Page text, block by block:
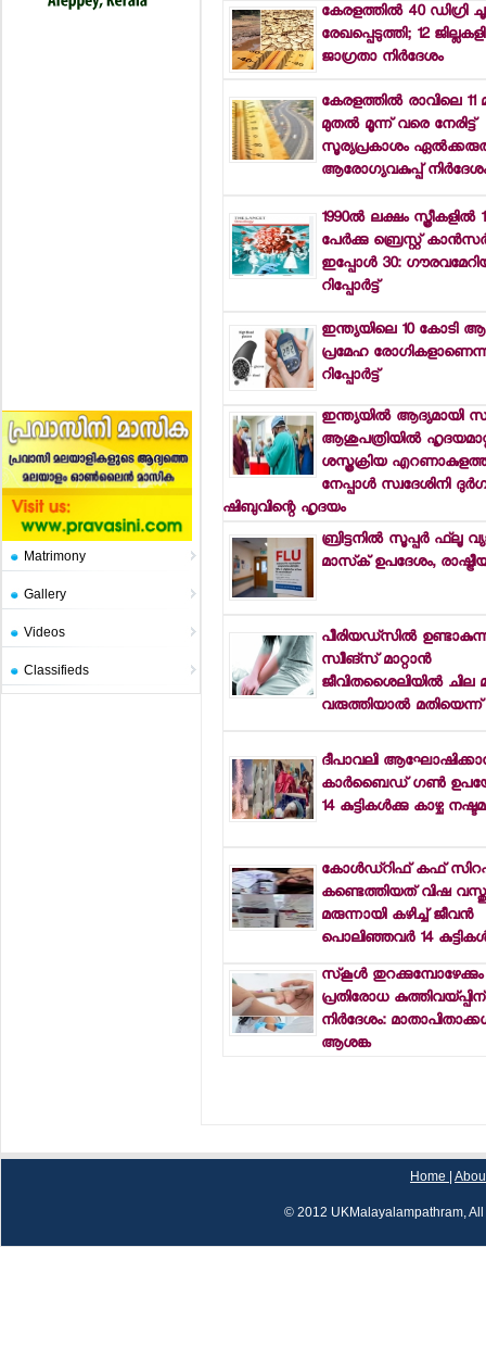
Matrimony
Gallery
Videos
Classifieds
കേരളത്തില്‍ 40 ഡിഗ്രി
രേഖപ്പെടുത്തി; 12
ജാഗ്രതാ നിര്‍ദേശം
കേരളത്തില്‍ രാവിലെ 11
മുതല്‍ മൂന്ന് വരെ നേരിട്ട്
സൂര്യപ്രകാശം
ആരോഗ്യവകുപ്പ്
1990ല്‍ ലക്ഷം സ്ത്രീകളില്‍
പേര്‍ക്കു ബ്രെസ്റ്റ്
ഇപ്പോള്‍ 30:
റിപ്പോര്‍ട്ട്
ഇന്ത്യയിലെ 10 കോടി
പ്രമേഹ
റിപ്പോര്‍ട്ട്
ഇന്ത്യയില്‍ ആദ്യമായി
ആശുപത്രിയില്‍
ശസ്ത്രക്രിയ
നേപ്പാള്‍ സ്വദേശിനി
ഷിബുവിന്റെ ഹൃദയം
ബ്രിട്ടനില്‍ സൂപ്പര്‍ ഫ്‌ലൂ
മാസ്‌ക് ഉപദേശം,
പീരിയഡ്‌സില്‍
സ്വീങ്‌സ് മാറ്റാന്‍
ജീവിതശൈലിയില്‍ ചില
വരുത്തിയാല്‍
ദീപാവലി
കാര്‍ബൈഡ് ഗണ്‍
14 കുട്ടികള്‍ക്കു കാഴ്ച
കോള്‍ഡ്റിഫ് കഫ്
കണ്ടെത്തിയത് വിഷ
മരുന്നായി കഴിച്ച് ജീവന്‍
പൊലിഞ്ഞവര്‍ 14
സ്‌കൂള്‍ തുറക്കുമ്പോഴേക്കും
പ്രതിരോധ കുത്തിവയ്പ്പിന്
നിര്‍ദേശം:
ആശങ്ക
Home
© 2012 UKMalayalampathram,